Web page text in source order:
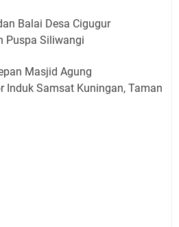
Balai Desa Cigugur
Puspa Siliwangi
Masjid Agung
Induk Samsat Kuningan, Taman